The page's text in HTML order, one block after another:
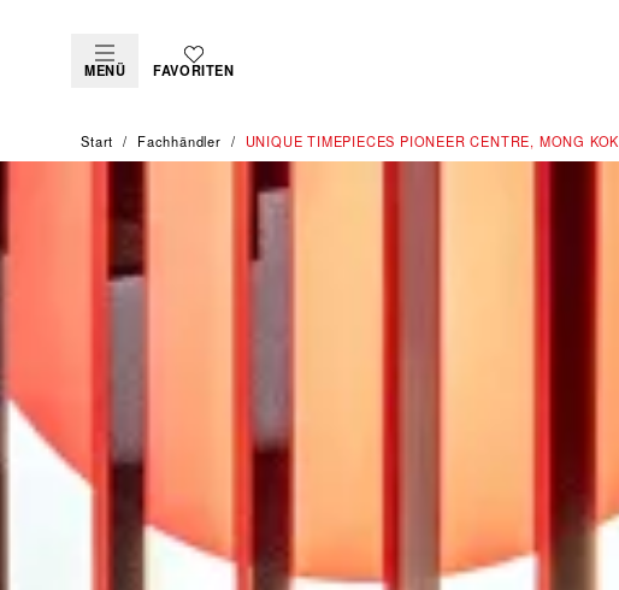
MENÜ FAVORITEN
Start Fachhändler ‭UNIQUE TIMEPIECES PIONEER CENTRE, MONG KOK‬